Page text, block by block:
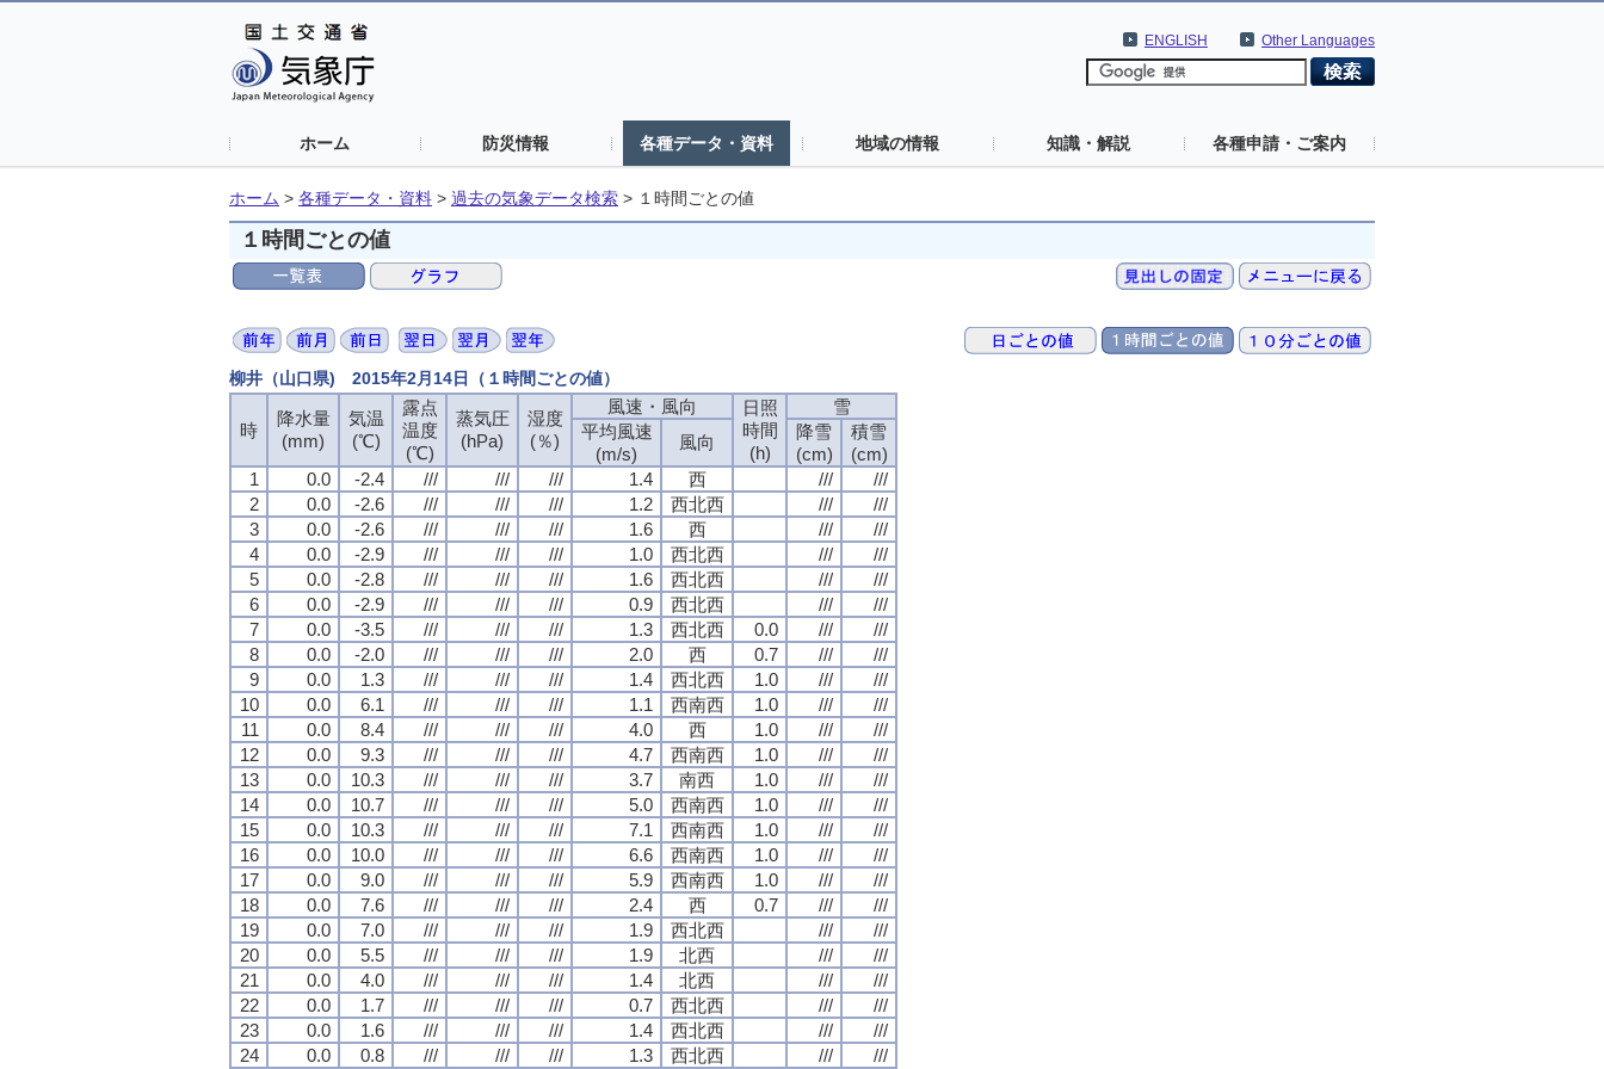
Other Languages
ENGLISH
ホーム 防災情報 各種データ・資料 地域の情報 知識・解説 各種申請・ご案内
ホーム > 各種データ・資料 > 過去の気象データ検索 > １時間ごとの値
１時間ごとの値
柳井（山口県) 2015年2月14日（１時間ごとの値）
時
降水量
(mm)
気温
(℃)
露点
温度
(℃)
蒸気圧
(hPa)
湿度
(％)
風速・風向
日照
時間
(h)
雪
平均風速
(m/s)
風向
降雪
(cm)
積雪
(cm)
1
0.0 -2.4 /// /// /// 1.4 西 ///
///
2
0.0 -2.6 /// /// /// 1.2 西北西 ///
///
3
0.0 -2.6 /// /// /// 1.6 西 ///
///
4
0.0 -2.9 /// /// /// 1.0 西北西 ///
///
5
0.0 -2.8 /// /// /// 1.6 西北西 ///
///
6
0.0 -2.9 /// /// /// 0.9 西北西 ///
///
7
0.0 -3.5 /// /// /// 1.3 西北西 0.0 ///
///
8
0.0 -2.0 /// /// /// 2.0 西 0.7 ///
///
9
0.0 1.3 /// /// /// 1.4 西北西 1.0 ///
///
10
0.0 6.1 /// /// /// 1.1 西南西 1.0 ///
///
11
0.0 8.4 /// /// /// 4.0 西 1.0 ///
///
12
0.0 9.3 /// /// /// 4.7 西南西 1.0 ///
///
13
0.0 10.3 /// /// /// 3.7 南西 1.0 ///
///
14
0.0 10.7 /// /// /// 5.0 西南西 1.0 ///
///
15
0.0 10.3 /// /// /// 7.1 西南西 1.0 ///
///
16
0.0 10.0 /// /// /// 6.6 西南西 1.0 ///
///
17
0.0 9.0 /// /// /// 5.9 西南西 1.0 ///
///
18
0.0 7.6 /// /// /// 2.4 西 0.7 ///
///
19
0.0 7.0 /// /// /// 1.9 西北西 ///
///
20
0.0 5.5 /// /// /// 1.9 北西 ///
///
21
0.0 4.0 /// /// /// 1.4 北西 ///
///
22
0.0 1.7 /// /// /// 0.7 西北西 ///
///
23
0.0 1.6 /// /// /// 1.4 西北西 ///
///
24
0.0 0.8 /// /// /// 1.3 西北西 /// ///